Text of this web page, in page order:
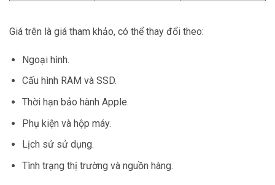
Giá trên là giá tham khảo, có thể thay đổi theo:
Ngoại hình.
Cấu hình RAM và SSD.
Thời hạn bảo hành Apple.
Phụ kiện và hộp máy.
Lịch sử sử dụng.
Tình trạng thị trường và nguồn hàng.